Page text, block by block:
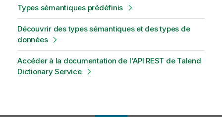
Types sémantiques prédéfinis
Découvrir des types sémantiques et des types de
données
Accéder à la documentation de l'API REST de Talend
Dictionary Service